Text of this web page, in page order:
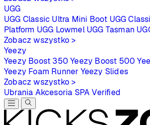
UGG
UGG Classic Ultra Mini Boot UGG
Platform UGG Lowmel UGG Tasman
Zobacz wszystko >
Yeezy
Yeezy Boost 350 Yeezy Boost 500
Yeezy Foam Runner Yeezy Slides
Zobacz wszystko >
Ubrania Akcesoria SPAVerified